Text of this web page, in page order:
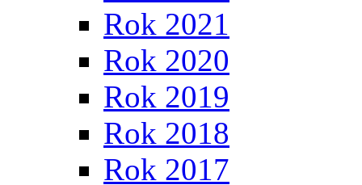
Rok 2021
Rok 2020
Rok 2019
Rok 2018
Rok 2017